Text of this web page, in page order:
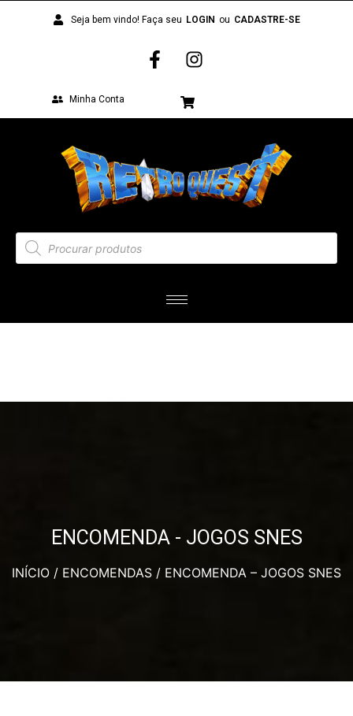
Seja bem vindo! Faça seu LOGIN ou CADASTRE-SE
Minha Conta
ENCOMENDA - JOGOS SNES
INÍCIO / ENCOMENDAS / ENCOMENDA – JOGOS SNES